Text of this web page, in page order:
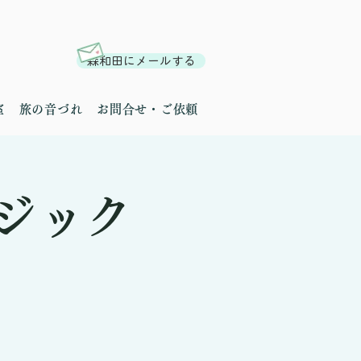
森和田にメールする
旅の音づれ お問合せ・ご依頼
ック